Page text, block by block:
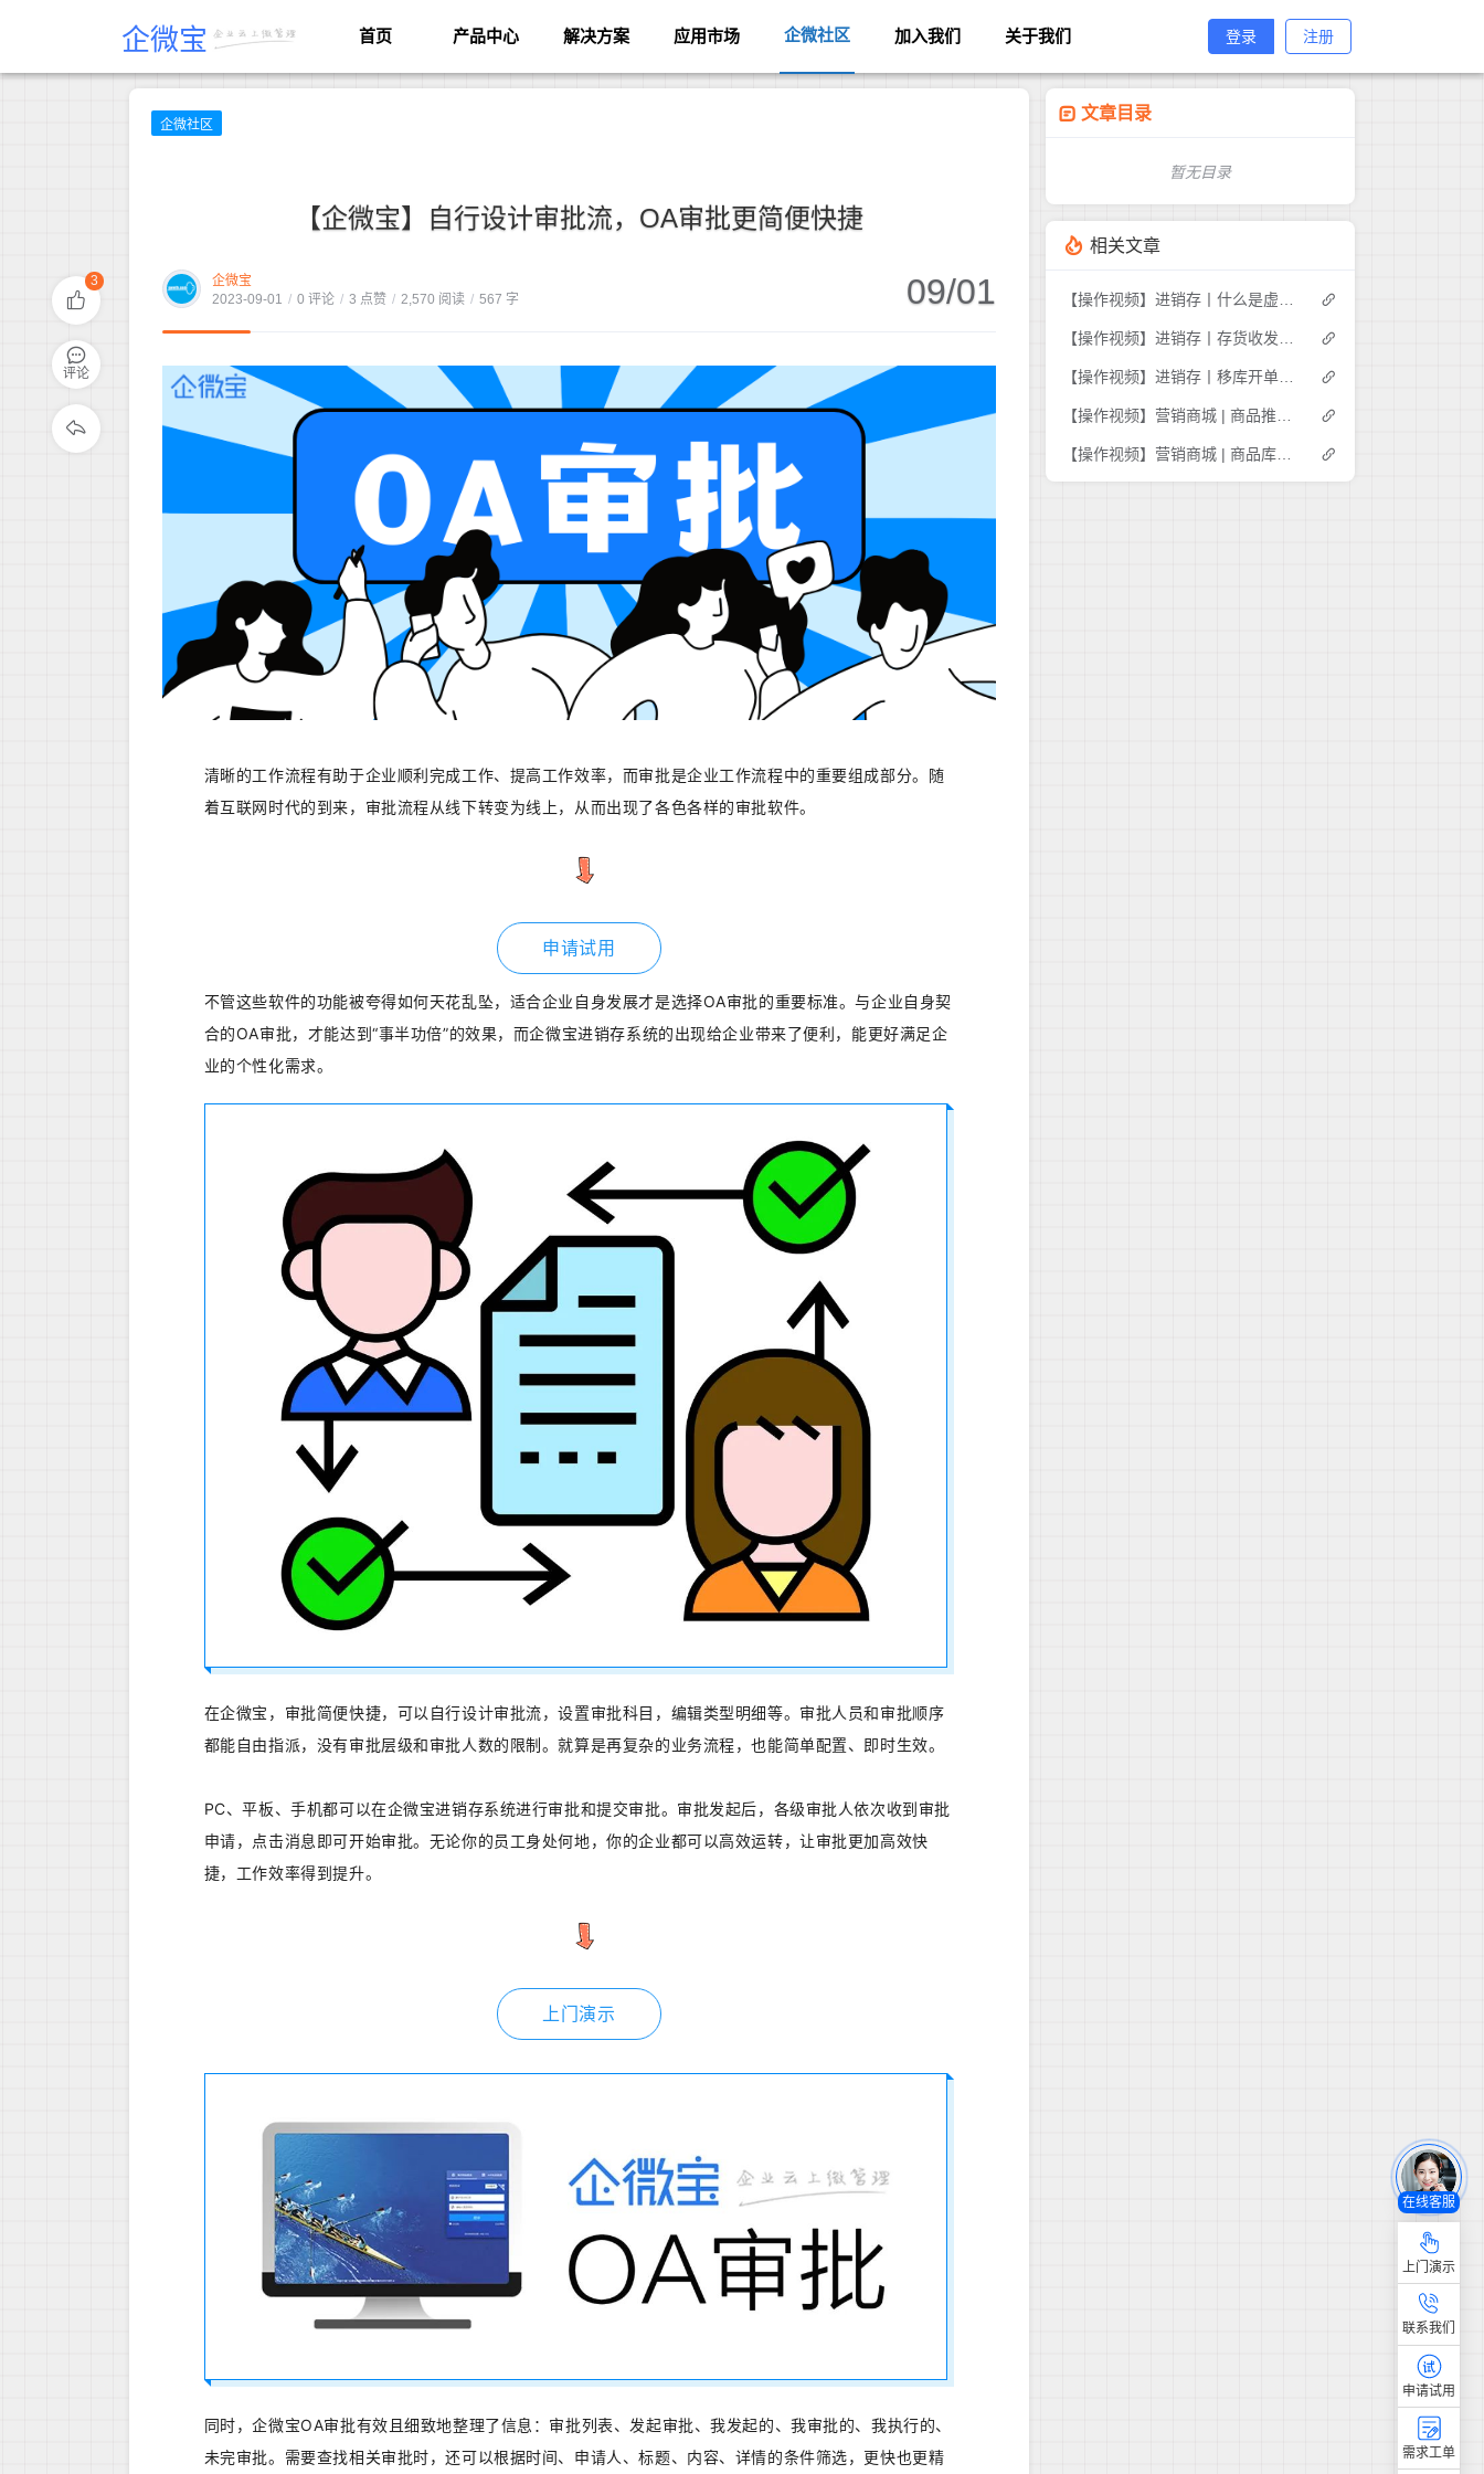
企微宝 首页 产品中心 解决方案 应用市场 企微社区 加入我们 关于我们 登录 注册
企微社区
【企微宝】自行设计审批流，OA审批更简便快捷
企微宝
2023-09-01 / 0 评论 / 3 点赞 / 2,570 阅读 / 567 字 09/01
清晰的工作流程有助于企业顺利完成工作、提高工作效率，而审批是企业工作流程中的重要组成部分。随
着互联网时代的到来，审批流程从线下转变为线上，从而出现了各色各样的审批软件。
申请试用
不管这些软件的功能被夸得如何天花乱坠，适合企业自身发展才是选择OA审批的重要标准。与企业自身契
合的OA审批，才能达到“事半功倍”的效果，而企微宝进销存系统的出现给企业带来了便利，能更好满足企
业的个性化需求。
在企微宝，审批简便快捷，可以自行设计审批流，设置审批科目，编辑类型明细等。审批人员和审批顺序
都能自由指派，没有审批层级和审批人数的限制。就算是再复杂的业务流程，也能简单配置、即时生效。
PC、平板、手机都可以在企微宝进销存系统进行审批和提交审批。审批发起后，各级审批人依次收到审批
申请，点击消息即可开始审批。无论你的员工身处何地，你的企业都可以高效运转，让审批更加高效快
捷，工作效率得到提升。
上门演示
同时，企微宝OA审批有效且细致地整理了信息：审批列表、发起审批、我发起的、我审批的、我执行的、
未完审批。需要查找相关审批时，还可以根据时间、申请人、标题、内容、详情的条件筛选，更快也更精
3
评论
文章目录
暂无目录
相关文章
在线客服
上门演示
联系我们
申请试用
需求工单